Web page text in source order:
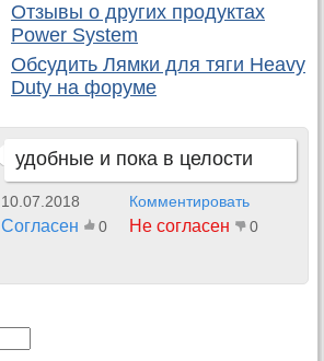
Отзывы о других продуктах
Power System
Обсудить Лямки для тяги Heavy
Duty на форуме
удобные и пока в целости
10.07.2018 Комментировать
Согласен 0 Не согласен 0